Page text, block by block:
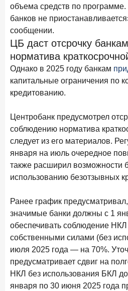
По итогам апреля 2026 года
составил 968 млрд руб.
29 апреля 2026 года
Конкуренция на рынке
продуктов усиливается
Привязанность побеждает
27 апреля 2026 года
Банки скорректировали
снижения ключевой ставки до
Цифра дня
Средняя ставка по ипотеке в
8,95 %
24 апреля 2026 года
Ипотека. Итоги работы
объема средств по
банков не
сообщении.
ЦБ даст отсрочку
норматива
Однако в 2025 году банкам
капитальные ограничения по
кредитованию.
Центробанк предусмотрел
соблюдению норматива
следует из его материалов.
января на июль очередное
также расширил возможности
использованию безотзывных
Ранее график
значимые банки должны с 1
обеспечивать соблюдение
собственными силами (без
июля 2025 года — на 70%.
предусматривает сдвиг на
НКЛ без использования БКЛ
января по 30 июня 2025 года